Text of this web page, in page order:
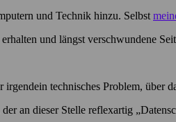
und Technik hinzu. Selbst
und längst verschwundene
technisches Problem, über
an dieser Stelle reflexartig